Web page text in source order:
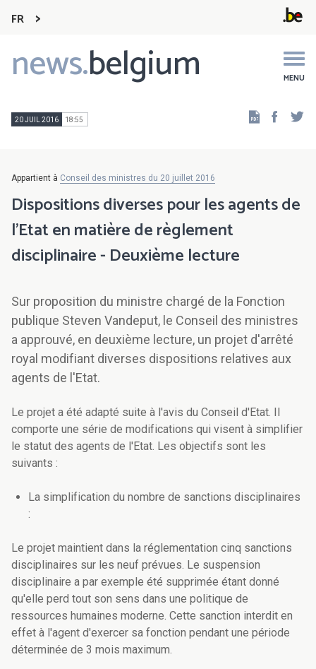
FR
news.belgium MENU
Main
navigation
20 JUIL 2016 18:55
Appartient à Conseil des ministres du 20 juillet 2016
Dispositions diverses pour les agents de
l'Etat en matière de règlement
disciplinaire - Deuxième lecture
Sur proposition du ministre chargé de la Fonction
publique Steven Vandeput, le Conseil des ministres
a approuvé, en deuxième lecture, un projet d'arrêté
royal modifiant diverses dispositions relatives aux
agents de l'Etat.
Le projet a été adapté suite à l'avis du Conseil d'Etat. Il
comporte une série de modifications qui visent à simplifier
le statut des agents de l'Etat. Les objectifs sont les
suivants :
La simplification du nombre de sanctions disciplinaires
:
Le projet maintient dans la réglementation cinq sanctions
disciplinaires sur les neuf prévues. Le suspension
disciplinaire a par exemple été supprimée étant donné
qu'elle perd tout son sens dans une politique de
ressources humaines moderne. Cette sanction interdit en
effet à l'agent d'exercer sa fonction pendant une période
déterminée de 3 mois maximum.